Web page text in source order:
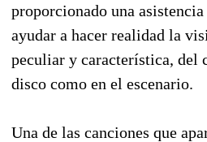
proporcionado una
ayudar a hacer realidad la
peculiar y característica, del
disco como en el escenario.
Una de las canciones que